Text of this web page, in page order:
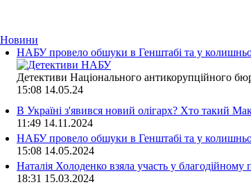
Новини
НАБУ провело обшуки в Генштабі та у
Детективи Національного антикорупційного
15:08 14.05.24
В Україні з'явився новий олігарх? Хто такий
11:49 14.11.2024
НАБУ провело обшуки в Генштабі та у
15:08 14.05.2024
Наталія Холоденко взяла участь у благодійному
18:31 15.03.2024